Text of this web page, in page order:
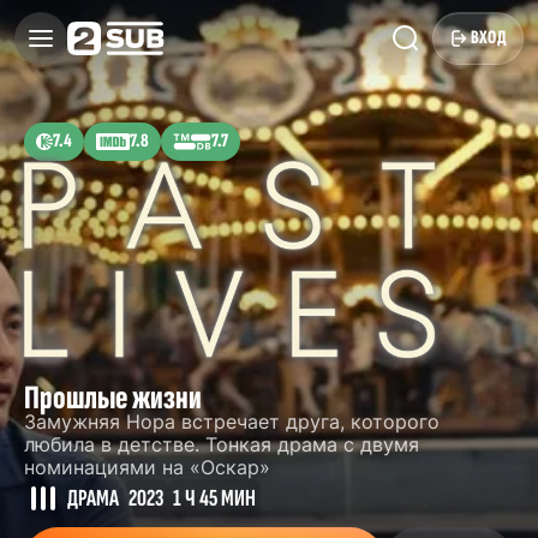
ВХОД
7.4 7.8 7.7
Прошлые жизни
Замужняя Нора встречает друга, которого
любила в детстве. Тонкая драма с двумя
номинациями на «Оскар»
ДРАМА 2023 1 Ч 45 МИН